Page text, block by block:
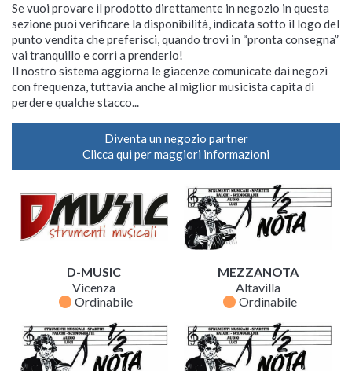
Se vuoi provare il prodotto direttamente in negozio in questa
sezione puoi verificare la disponibilità, indicata sotto il logo del
punto vendita che preferisci, quando trovi in “pronta consegna”
vai tranquillo e corri a prenderlo!
Il nostro sistema aggiorna le giacenze comunicate dai negozi
con frequenza, tuttavia anche al miglior musicista capita di
perdere qualche stacco...
Diventa un negozio partner
Clicca qui per maggiori informazioni
D-MUSIC
Vicenza
fiber_manual_record Ordinabile
MEZZANOTA
Altavilla
fiber_manual_record Ordinabile